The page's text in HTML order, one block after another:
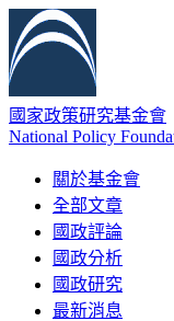
國家政策研究基金會
National Policy
關於基金會
全部文章
國政評論
國政分析
國政研究
最新消息